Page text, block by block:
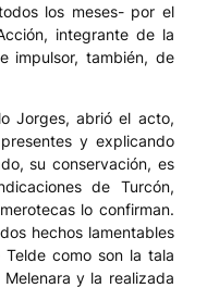
los meses- por el
integrante de la
impulsor, también, de
Jorges, abrió el acto,
y explicando
su conservación, es
de Turcón,
lo confirman.
hechos lamentables
como son la tala
y la realizada